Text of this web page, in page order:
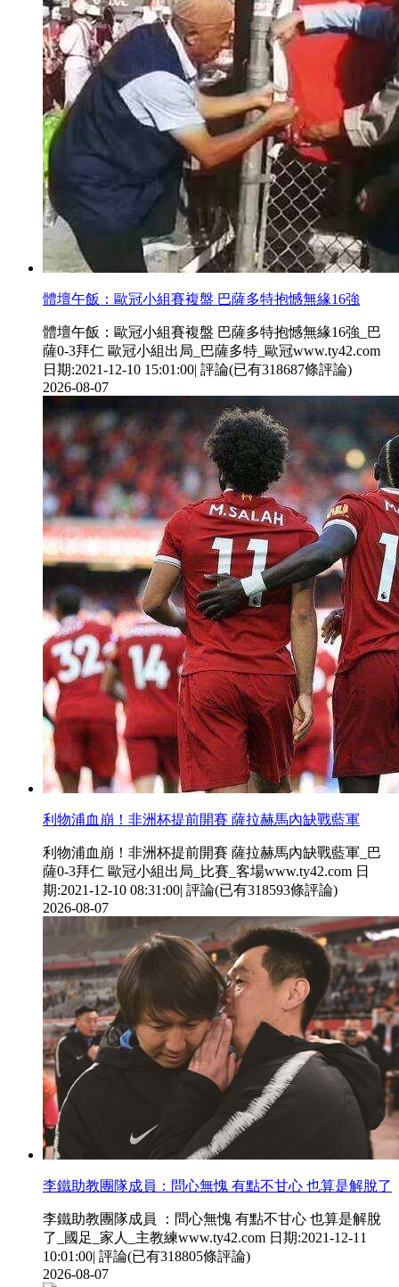
體壇午飯：歐冠小組賽複盤 巴薩多特抱憾無緣16強
體壇午飯：歐冠小組賽複盤 巴薩多特抱憾無緣16強_巴
薩0-3拜仁 歐冠小組出局_巴薩多特_歐冠www.ty42.com
日期:2021-12-10 15:01:00| 評論(已有318687條評論)
2026-08-07
利物浦血崩！非洲杯提前開賽 薩拉赫馬內缺戰藍軍
利物浦血崩！非洲杯提前開賽 薩拉赫馬內缺戰藍軍_巴
薩0-3拜仁 歐冠小組出局_比賽_客場www.ty42.com 日
期:2021-12-10 08:31:00| 評論(已有318593條評論)
2026-08-07
李鐵助教團隊成員：問心無愧 有點不甘心 也算是解脫了
李鐵助教團隊成員 ：問心無愧 有點不甘心 也算是解脫
了_國足_家人_主教練www.ty42.com 日期:2021-12-11
10:01:00| 評論(已有318805條評論)
2026-08-07